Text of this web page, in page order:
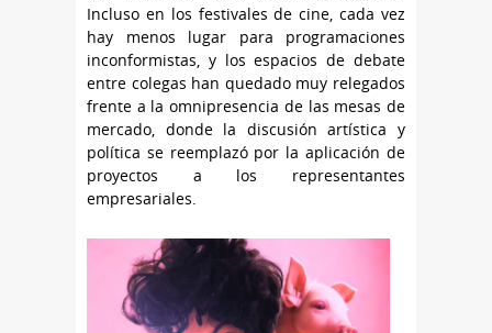
Incluso en los festivales de cine, cada vez
hay menos lugar para programaciones
inconformistas, y los espacios de debate
entre colegas han quedado muy relegados
frente a la omnipresencia de las mesas de
mercado, donde la discusión artística y
política se reemplazó por la aplicación de
proyectos a los representantes
empresariales.